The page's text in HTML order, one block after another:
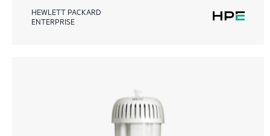
HEWLETT PACKARD
ENTERPRISE